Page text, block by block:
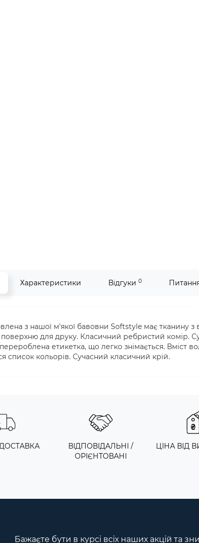
Характеристики Відгуки 0
з нашої м'якої бавовни Softstyle має тканину з
поверхню для друку. Класичний ребристий комір.
етикетка, що легко знімається. Вміст
список кольорів. Сучасний класичний крій.
ВІДПОВІДАЛЬНІ /
ОРІЄНТОВАНІ
ЦІНА ВІД
Бажаєте бути в курсі всіх наших акцій та